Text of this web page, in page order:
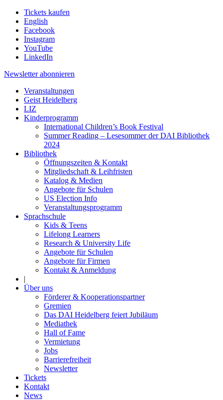
Tickets kaufen
English
Facebook
Instagram
YouTube
LinkedIn
Newsletter abonnieren
Veranstaltungen
Geist Heidelberg
LIZ
Kinderprogramm
International Children’s Book Festival
Summer Reading – Lesesommer der DAI Bibliothek
2024
Bibliothek
Öffnungszeiten & Kontakt
Mitgliedschaft & Leihfristen
Katalog & Medien
Angebote für Schulen
US Election Info
Veranstaltungsprogramm
Sprachschule
Kids & Teens
Lifelong Learners
Research & University Life
Angebote für Schulen
Angebote für Firmen
Kontakt & Anmeldung
|
Über uns
Förderer & Kooperationspartner
Gremien
Das DAI Heidelberg feiert Jubiläum
Mediathek
Hall of Fame
Vermietung
Jobs
Barrierefreiheit
Newsletter
Tickets
Kontakt
News